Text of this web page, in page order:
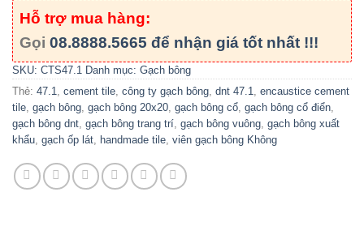
Hỗ trợ mua hàng:
Gọi 08.8888.5665 để nhận giá tốt nhất !!!
SKU: CTS47.1 Danh mục: Gạch bông
Thẻ: 47.1 cement tile công ty gạch bông dnt 47.1
encaustice cement
tile gạch bông gạch bông 20x20 gạch bông cổ gạch bông cổ điển
gạch bông dnt gạch bông trang trí gạch bông vuông gạch bông xuất
khẩu gạch ốp lát handmade tile viên gạch bông Không